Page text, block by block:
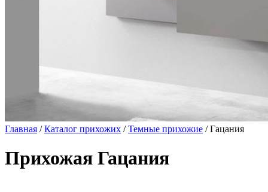
Главная /Каталог прихожих /Темные прихожие / Гацания
Прихожая Гацания